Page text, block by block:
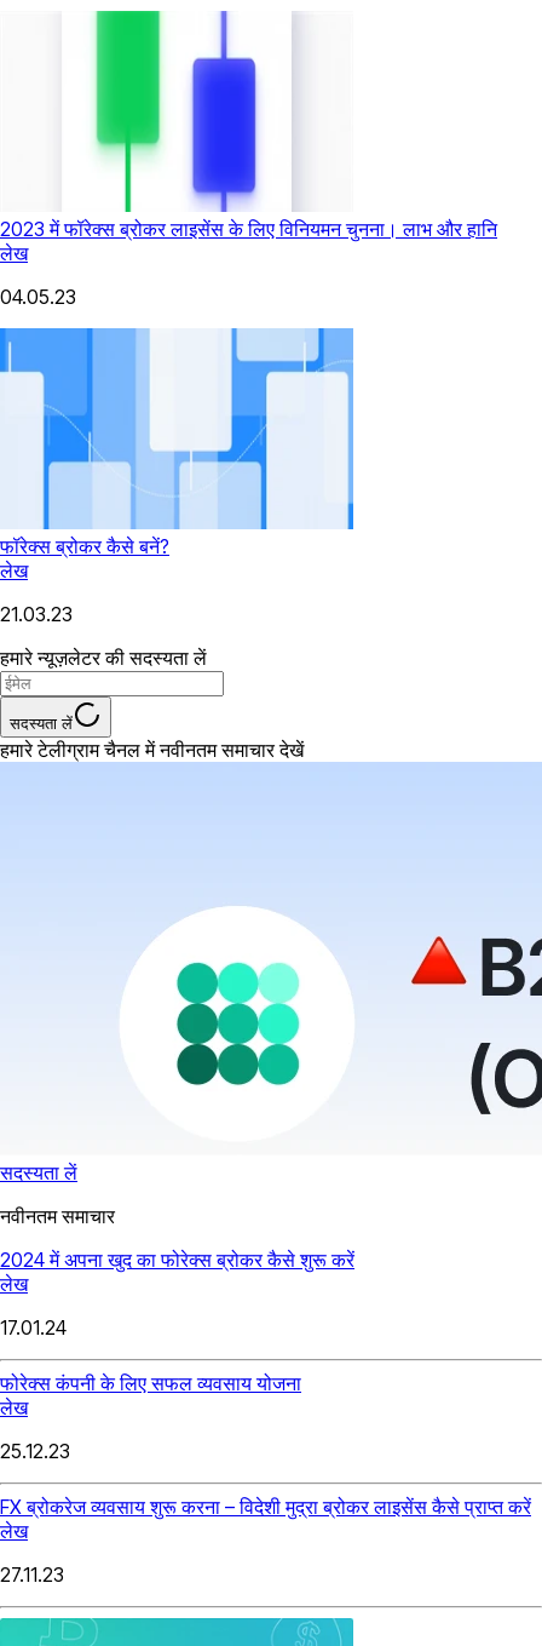
2023 में फॉरेक्स ब्रोकर लाइसेंस के लिए विनियमन चुनना। लाभ और हानि
लेख
04.05.23
फॉरेक्स ब्रोकर कैसे बनें?
लेख
21.03.23
हमारे न्यूज़लेटर की सदस्यता लें
सदस्यता लें
हमारे टेलीग्राम चैनल में नवीनतम समाचार देखें
सदस्यता लें
नवीनतम समाचार
2024 में अपना खुद का फोरेक्स ब्रोकर कैसे शुरू करें
लेख
17.01.24
फोरेक्स कंपनी के लिए सफल व्यवसाय योजना
लेख
25.12.23
FX ब्रोकरेज व्यवसाय शुरू करना – विदेशी मुद्रा ब्रोकर लाइसेंस कैसे प्राप्त करें
लेख
27.11.23